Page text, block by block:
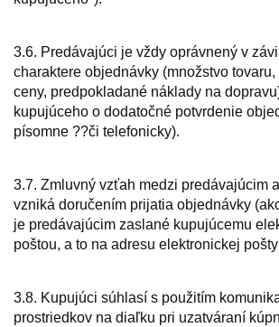
3.6. Predávajúci je vždy oprávnený v
charaktere objednávky (množstvo
ceny, predpokladané náklady na
kupujúceho o dodatočné potvrdenie
písomne ??či telefonicky).
3.7. Zmluvný vzťah medzi predávajúcim
vzniká doručením prijatia objednávky
je predávajúcim zaslané kupujúcemu
poštou, a to na adresu elektronickej
3.8. Kupujúci súhlasí s použitím
prostriedkov na diaľku pri uzatváraní